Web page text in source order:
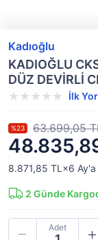
Kadıoğlu
KADIOĞLU
DÜZ DEVİRLİ
İlk
%23 63.699,05
8.871,85 TL×6
2 Günde
Adet